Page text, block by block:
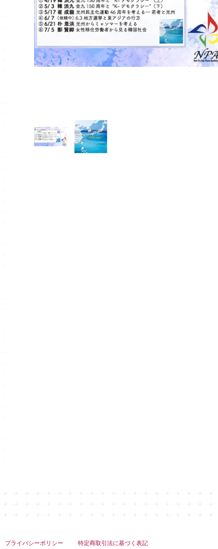
プライバシーポリシー 特定商取引法に基づく表記